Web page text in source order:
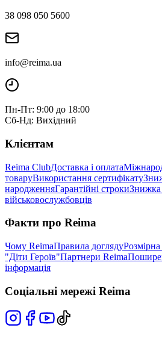
38 098 050 5600
info@reima.ua
Пн-Пт: 9:00 до 18:00
Сб-Нд: Вихідний
Клієнтам
Reima ClubДоставка і оплата
товаруВикористання сертифікату
народженняГарантійні строкиЗнижка
військовослужбовців
Факти про Reima
Чому ReimaПравила доглядуРозмірна
"Діти Героїв"Партнери Reima
інформація
Соціальні мережі Reima